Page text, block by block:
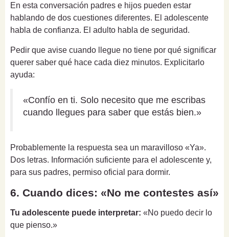
En esta conversación padres e hijos pueden estar
hablando de dos cuestiones diferentes. El adolescente
habla de confianza. El adulto habla de seguridad.
Pedir que avise cuando llegue no tiene por qué significar
querer saber qué hace cada diez minutos. Explicitarlo
ayuda:
«Confío en ti. Solo necesito que me escribas
cuando llegues para saber que estás bien.»
Probablemente la respuesta sea un maravilloso «Ya».
Dos letras. Información suficiente para el adolescente y,
para sus padres, permiso oficial para dormir.
6. Cuando dices: «No me contestes así»
Tu adolescente puede interpretar: «No puedo decir lo
que pienso.»